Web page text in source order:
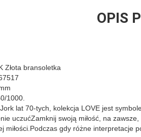
OPIS
Złota bransoletka
1000.
lat 70-tych, kolekcja LOVE jest
uczućZamknij swoją miłość, na
miłości.Podczas gdy różne interpretacje